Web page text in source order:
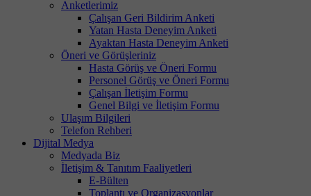
Anketlerimiz
Çalışan Geri Bildirim Anketi
Yatan Hasta Deneyim Anketi
Ayaktan Hasta Deneyim Anketi
Öneri ve Görüşleriniz
Hasta Görüş ve Öneri Formu
Personel Görüş ve Öneri Formu
Çalışan İletişim Formu
Genel Bilgi ve İletişim Formu
Ulaşım Bilgileri
Telefon Rehberi
Dijital Medya
Medyada Biz
İletişim & Tanıtım Faaliyetleri
E-Bülten
Toplantı ve Organizasyonlar